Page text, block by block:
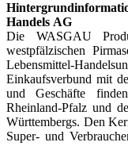
Handels AG
Die WASGAU
westpfälzischen
Lebensmittel-
Einkaufsverbund mit
und Geschäfte
Rheinland-Pfalz und
Württembergs. Den
Super- und